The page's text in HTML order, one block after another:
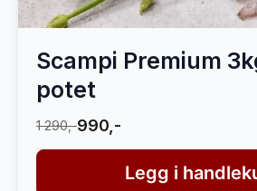
Scampi Premium
potet
1 290,-990,-
Legg i